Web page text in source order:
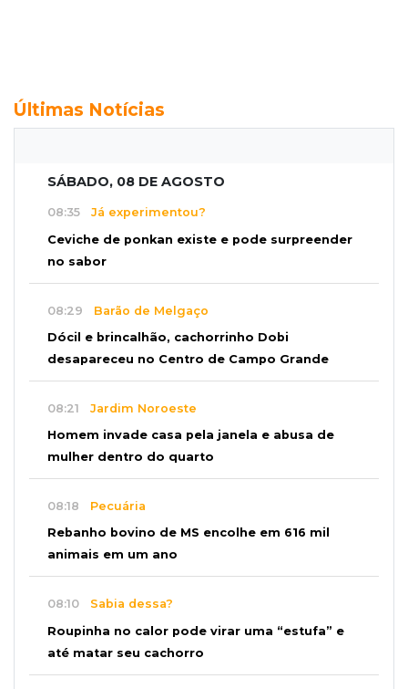
Últimas Notícias
SÁBADO, 08 DE AGOSTO
08:35 Já experimentou?
Ceviche de ponkan existe e pode surpreender
no sabor
08:29 Barão de Melgaço
Dócil e brincalhão, cachorrinho Dobi
desapareceu no Centro de Campo Grande
08:21 Jardim Noroeste
Homem invade casa pela janela e abusa de
mulher dentro do quarto
08:18 Pecuária
Rebanho bovino de MS encolhe em 616 mil
animais em um ano
08:10 Sabia dessa?
Roupinha no calor pode virar uma “estufa” e
até matar seu cachorro